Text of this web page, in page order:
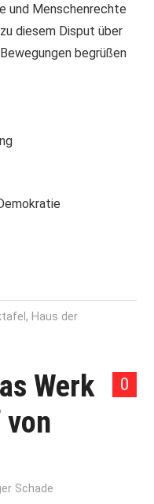
und Menschenrechte
diesem Disput über
begrüßen
, Haus der
0
Werk
von
Schade